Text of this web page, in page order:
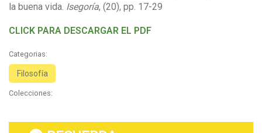
la buena vida. Isegoría, (20), pp. 17-29
CLICK PARA DESCARGAR EL PDF
Categorias:
Filosofía
Colecciones: